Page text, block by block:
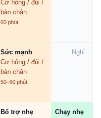
Cơ hông / đùi /
bàn chân
60 phút
Sức mạnh
Cơ hông / đùi /
bàn chân
50–60 phút
Nghỉ
Bổ trợ nhẹ
Chạy nhẹ